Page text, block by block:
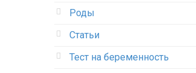
Роды
Статьи
Тест на беременность